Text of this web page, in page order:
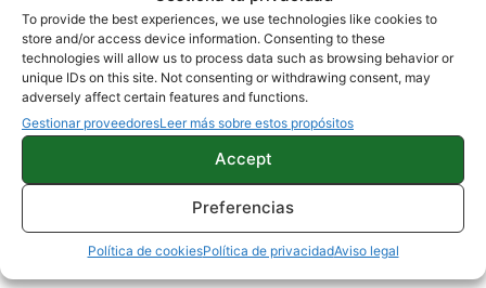
To provide the best experiences, we use technologies like cookies to
store and/or access device information. Consenting to these
technologies will allow us to process data such as browsing behavior or
unique IDs on this site. Not consenting or withdrawing consent, may
adversely affect certain features and functions.
Gestionar proveedoresLeer más sobre estos propósitos
Accept
Preferencias
Política de cookiesPolítica de privacidadAviso legal
Sobre este autor